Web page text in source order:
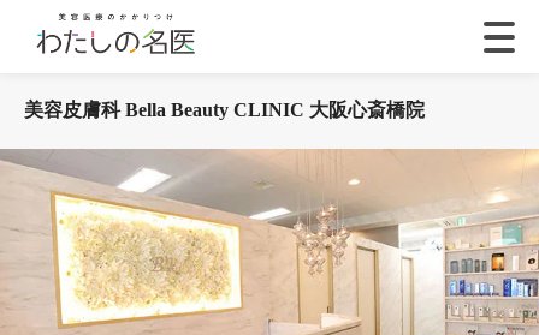
美容皮膚科 Bella Beauty CLINIC 大阪心斎橋院